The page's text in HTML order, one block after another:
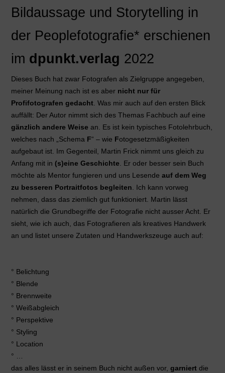
Bildaussage und Storytelling in
der Peoplefotografie* erschienen
im dpunkt.verlag 2022
Dieses Buch hat zwar Fotografen als Zielgruppe angegeben,
meiner Meinung nach ist es aber nicht nur für
Profifotografen gedacht. Was mir auch auf den ersten Blick
auffällt: Der Autor nimmt sich des Themas Fachbuch auf eine
gänzlich andere Weise an. Es ist kein typisches Fotolehrbuch,
welches nach „Schema F“ – wie Fotogesetzmäßigkeiten
aufgebaut ist. Im Gegenteil, Martin Frick nimmt uns gleich zu
Anfang mit in (s)eine Geschichte . Er oder besser sein Buch
möchte als Mentor fungieren und uns Lesende auf dem Weg
zu besseren Portraitfotos begleiten . Ich kann vorweg
nehmen, dass das ziemlich gut funktioniert. Martin lässt
natürlich die Grundbegriffe der Fotografie nicht ausser Acht. Er
sieht, wie ich auch, das Fotografieren als kreatives Handwerk
an und listet unsere Zutaten und Handwerkszeuge auch auf:
° Belichtung
° Blende
° Brennweite
° Weißabgleich
° Perspektive
° Styling
° Location
° …
das alles lässt er in seinem Buch nicht außen vor, garniertdie